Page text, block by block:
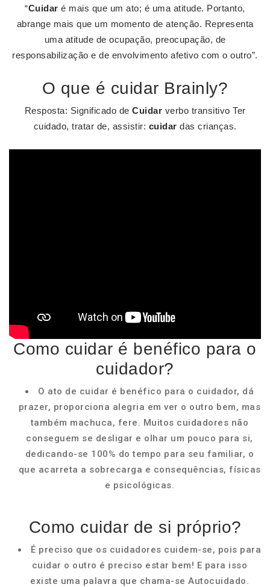
“Cuidar é mais que um ato; é uma atitude. Portanto,
abrange mais que um momento de atenção. Representa
uma atitude de ocupação, preocupação, de
responsabilização e de envolvimento afetivo com o outro”.
O que é cuidar Brainly?
Resposta: Significado de Cuidar verbo transitivo Ter
cuidado, tratar de, assistir: cuidar das crianças.
Como cuidar é benéfico para o
cuidador?
O ato de cuidar é benéfico para o cuidador, dá
prazer, proporciona alegria em ver o outro bem, mas
também machuca, fere. Muitos cuidadores não
conseguem se desligar e olhar um pouco para si,
dedicando-se 100% do tempo para seu familiar, o
que acarreta a sobrecarga e consequências, físicas
e psicológicas.
Como cuidar de si próprio?
É preciso que os cuidadores cuidem-se, pois para
cuidar o outro é preciso estar bem! E para isso
existe uma palavra que chama-se Autocuidado.